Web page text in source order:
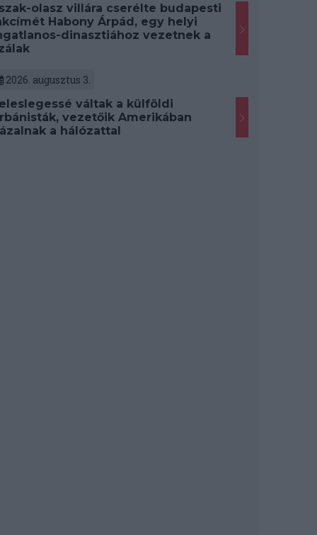
olasz villára cserélte budapesti
Habony Árpád, egy helyi
dinasztiához vezetnek a
2026. augusztus 3.
váltak a külföldi
vezetőik Amerikában
a hálózattal